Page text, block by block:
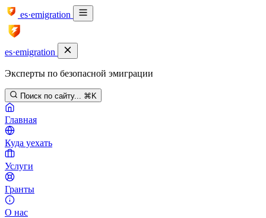
es·emigration
es·emigration
Эксперты по безопасной эмиграции
Поиск по сайту... ⌘K
Главная
Куда уехать
Услуги
Гранты
О нас